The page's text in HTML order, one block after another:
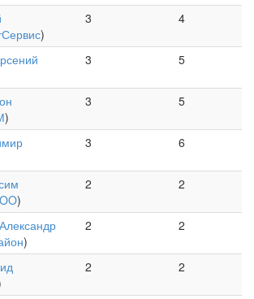
)
3 4
3 5
)
3 5
3 6
)
2 2
)
2 2
2 2